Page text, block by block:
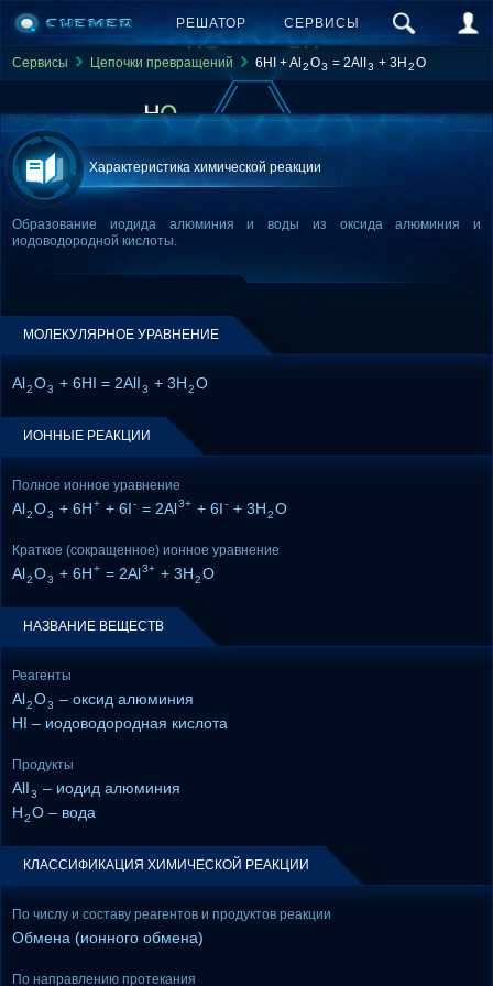
РЕШАТОР СЕРВИСЫ
Сервисы Цепочки превращений 6HI + Al 2O3 = 2AlI 3 + 3H 2O
Характеристика химической реакции
Образование иодида алюминия и воды из оксида алюминия и
иодоводородной кислоты.
МОЛЕКУЛЯРНОЕ УРАВНЕНИЕ
Al2O3 + 6HI = 2AlI3 + 3H2O
ИОННЫЕ РЕАКЦИИ
Полное ионное уравнение
Al2O3 + 6H+ + 6I- = 2Al3+ + 6I- + 3H2O
Краткое (сокращенное) ионное уравнение
Al2O3 + 6H+ = 2Al3+ + 3H2O
НАЗВАНИЕ ВЕЩЕСТВ
Реагенты
Al2O3 – оксид алюминия
HI – иодоводородная кислота
Продукты
AlI3 – иодид алюминия
H2O – вода
КЛАССИФИКАЦИЯ ХИМИЧЕСКОЙ РЕАКЦИИ
По числу и составу реагентов и продуктов реакции
Обмена (ионного обмена)
По направлению протекания